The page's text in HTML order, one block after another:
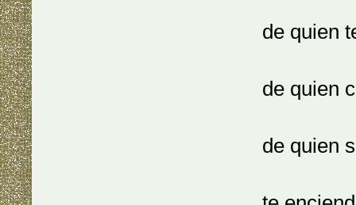
de quien
de quien
de quien